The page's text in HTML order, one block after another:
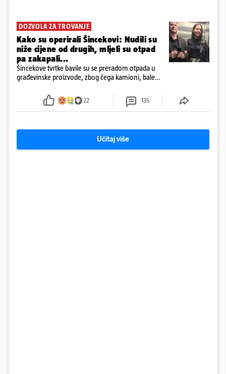
DOZVOLA ZA TROVANJE
Kako su operirali Šincekovi: Nudili su
niže cijene od drugih, mljeli su otpad
pa zakapali...
Šincekove tvrtke bavile su se preradom otpada u
građevinske proizvode, zbog čega kamioni, bale
22 135
Učitaj više